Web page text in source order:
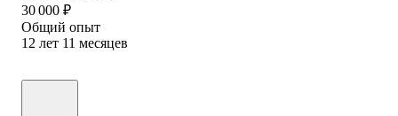
30 000 ₽
Общий опыт
12 лет 11 месяцев